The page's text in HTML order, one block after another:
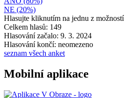
NE (20%)
Hlasujte kliknutím na jednu z možností
Celkem hlasů: 149
Hlasování začalo: 9. 3. 2024
Hlasování končí: neomezeno
seznam všech anket
Mobilní aplikace